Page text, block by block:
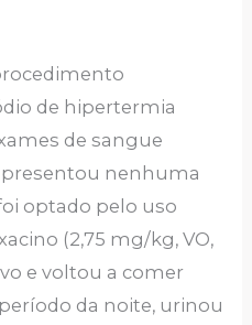
de hipertermia
de sangue
nenhuma
optado pelo uso
(2,75 mg/kg, VO,
e voltou a comer
da noite, urinou